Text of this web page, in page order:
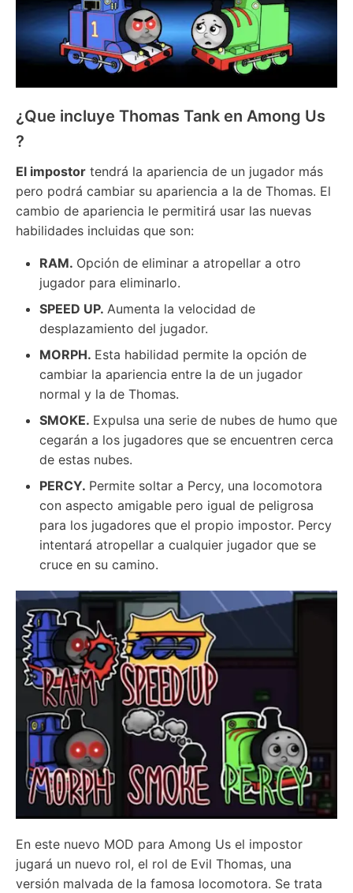
¿Que incluye Thomas Tank en Among Us
?
El impostor tendrá la apariencia de un jugador más
pero podrá cambiar su apariencia a la de Thomas. El
cambio de apariencia le permitirá usar las nuevas
habilidades incluidas que son:
RAM. Opción de eliminar a atropellar a otro
jugador para eliminarlo.
SPEED UP. Aumenta la velocidad de
desplazamiento del jugador.
MORPH. Esta habilidad permite la opción de
cambiar la apariencia entre la de un jugador
normal y la de Thomas.
SMOKE. Expulsa una serie de nubes de humo que
cegarán a los jugadores que se encuentren cerca
de estas nubes.
PERCY. Permite soltar a Percy, una locomotora
con aspecto amigable pero igual de peligrosa
para los jugadores que el propio impostor. Percy
intentará atropellar a cualquier jugador que se
cruce en su camino.
En este nuevo MOD para Among Us el impostor
jugará un nuevo rol, el rol de Evil Thomas, una
versión malvada de la famosa locomotora. Se trata